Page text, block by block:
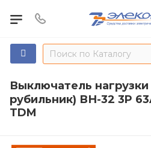
Выключатель
рубильник) ВН-32 3P
TDM